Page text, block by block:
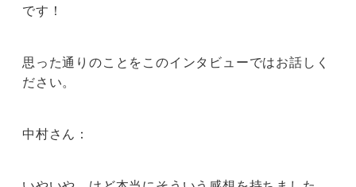
です！
思った通りのことをこのインタビューではお話しく
ださい。
中村さん：